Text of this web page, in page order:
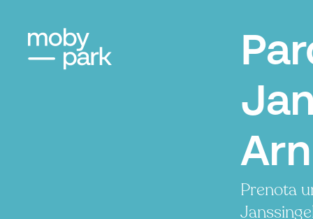
Prenota